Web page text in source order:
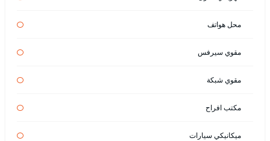
محل هواتف
مقوي سيرفس
مقوي شبكة
مكتب افراح
ميكانيكي سيارات